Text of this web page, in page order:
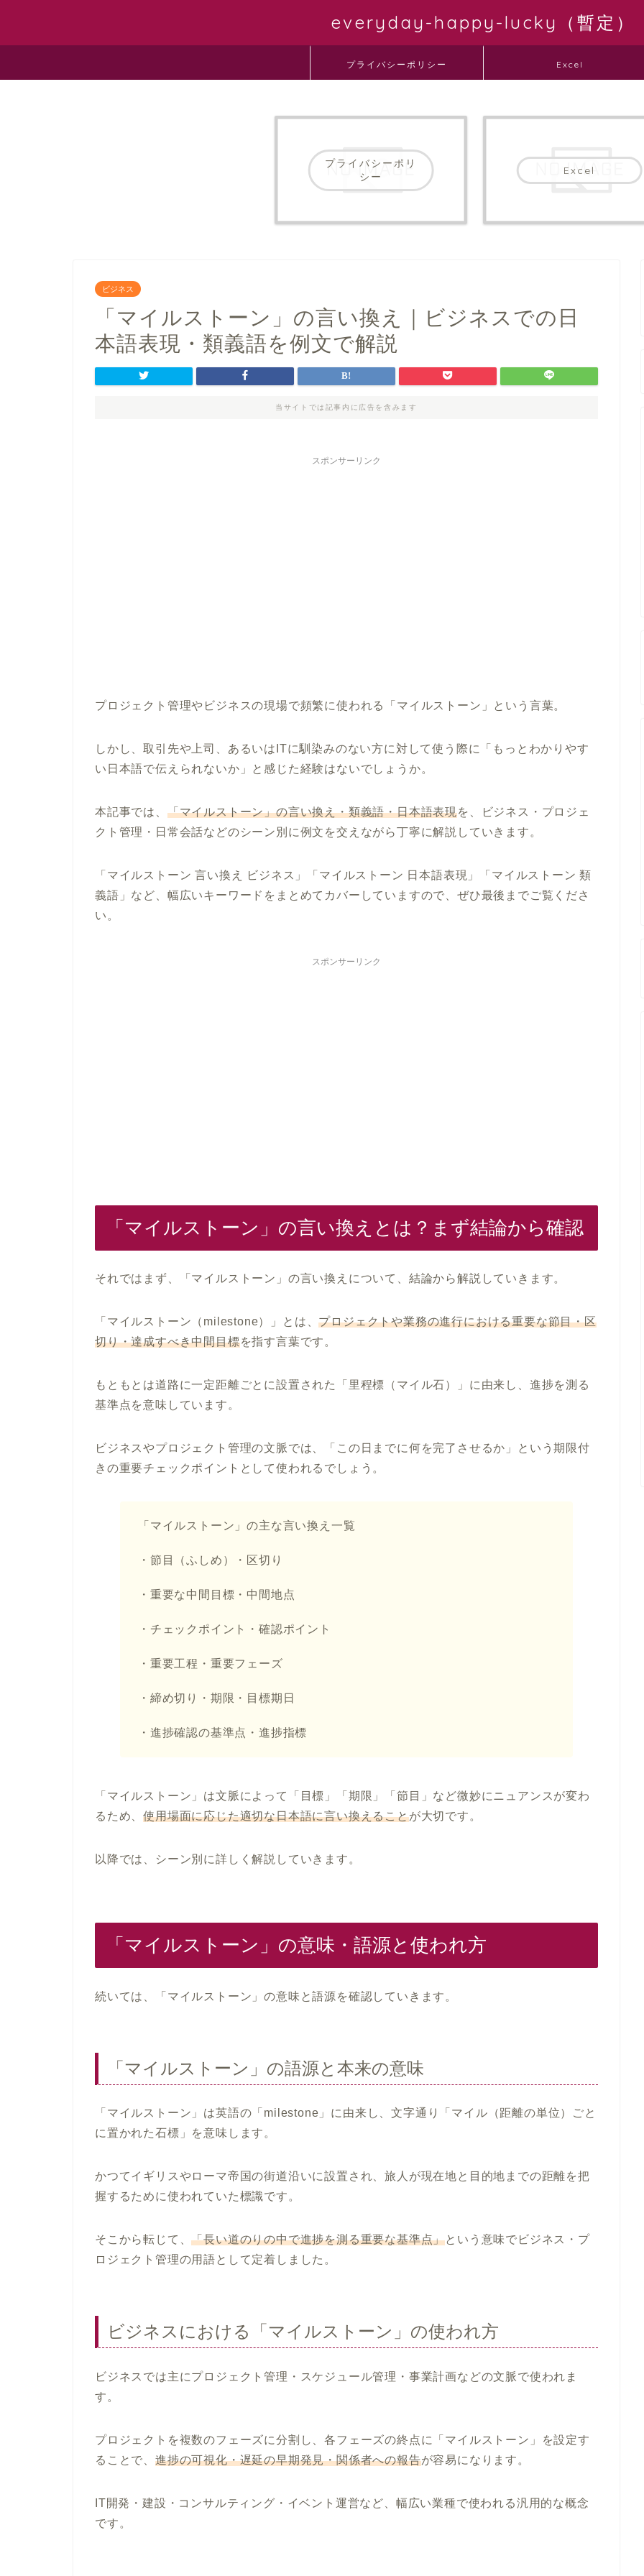
everyday-happy-lucky（暫定）
プライバシーポリシー Excel
プライバシーポリ
シー
Excel
ビジネス
「マイルストーン」の言い換え｜ビジネスでの日
本語表現・類義語を例文で解説
当サイトでは記事内に広告を含みます
スポンサーリンク
プロジェクト管理やビジネスの現場で頻繁に使われる「マイルストーン」という言葉。
しかし、取引先や上司、あるいはITに馴染みのない方に対して使う際に「もっとわかりやす
い日本語で伝えられないか」と感じた経験はないでしょうか。
本記事では、 「マイルストーン」の言い換え・類義語・日本語表現を、ビジネス・プロジェ
クト管理・日常会話などのシーン別に例文を交えながら丁寧に解説していきます。
「マイルストーン 言い換え ビジネス」「マイルストーン 日本語表現」「マイルストーン 類
義語」など、幅広いキーワードをまとめてカバーしていますので、ぜひ最後までご覧くださ
い。
スポンサーリンク
「マイルストーン」の言い換えとは？まず結論から確認
それではまず、「マイルストーン」の言い換えについて、結論から解説していきます。
「マイルストーン（milestone）」とは、プロジェクトや業務の進行における重要な節目・区
切り・達成すべき中間目標を指す言葉です。
もともとは道路に一定距離ごとに設置された「里程標（マイル石）」に由来し、進捗を測る
基準点を意味しています。
ビジネスやプロジェクト管理の文脈では、「この日までに何を完了させるか」という期限付
きの重要チェックポイントとして使われるでしょう。
「マイルストーン」の主な言い換え一覧
・節目（ふしめ）・区切り
・重要な中間目標・中間地点
・チェックポイント・確認ポイント
・重要工程・重要フェーズ
・締め切り・期限・目標期日
・進捗確認の基準点・進捗指標
「マイルストーン」は文脈によって「目標」「期限」「節目」など微妙にニュアンスが変わ
るため、使用場面に応じた適切な日本語に言い換えることが大切です。
以降では、シーン別に詳しく解説していきます。
「マイルストーン」の意味・語源と使われ方
続いては、「マイルストーン」の意味と語源を確認していきます。
「マイルストーン」の語源と本来の意味
「マイルストーン」は英語の「milestone」に由来し、文字通り「マイル（距離の単位）ごと
に置かれた石標」を意味します。
かつてイギリスやローマ帝国の街道沿いに設置され、旅人が現在地と目的地までの距離を把
握するために使われていた標識です。
そこから転じて、「長い道のりの中で進捗を測る重要な基準点」という意味でビジネス・プ
ロジェクト管理の用語として定着しました。
ビジネスにおける「マイルストーン」の使われ方
ビジネスでは主にプロジェクト管理・スケジュール管理・事業計画などの文脈で使われま
す。
プロジェクトを複数のフェーズに分割し、各フェーズの終点に「マイルストーン」を設定す
ることで、 進捗の可視化・遅延の早期発見・関係者への報告が容易になります。
IT開発・建設・コンサルティング・イベント運営など、幅広い業種で使われる汎用的な概念
です。